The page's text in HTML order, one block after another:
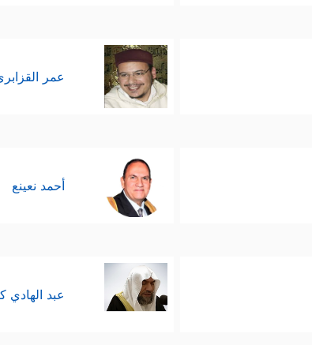
عمر
أحمد نعينع
عبد الهادي